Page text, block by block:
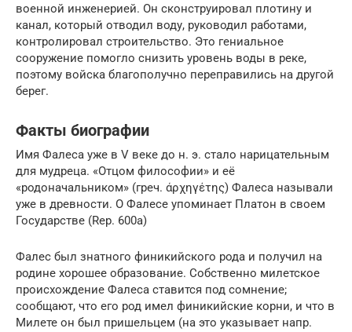
военной инженерией. Он сконструировал плотину и
канал, который отводил воду, руководил работами,
контролировал строительство. Это гениальное
сооружение помогло снизить уровень воды в реке,
поэтому войска благополучно переправились на другой
берег.
Факты биографии
Имя Фалеса уже в V веке до н. э. стало нарицательным
для мудреца. «Отцом философии» и её
«родоначальником» (греч. άρχηγέτης) Фалеса называли
уже в древности. О Фалесе упоминает Платон в своем
Государстве (Rep. 600а)
Фалес был знатного финикийского рода и получил на
родине хорошее образование. Собственно милетское
происхождение Фалеса ставится под сомнение;
сообщают, что его род имел финикийские корни, и что в
Милете он был пришельцем (на это указывает напр.